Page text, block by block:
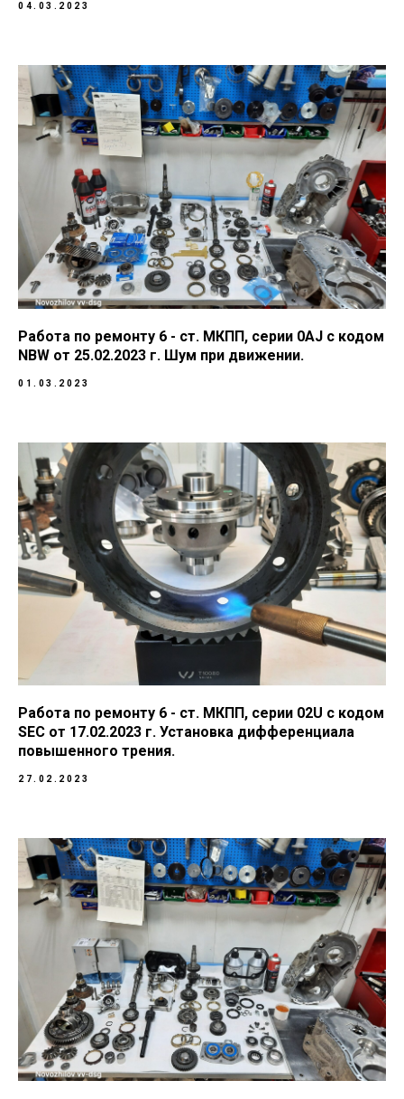
04.03.2023
Работа по ремонту 6 - ст. МКПП, серии 0AJ с кодом
NBW от 25.02.2023 г. Шум при движении.
01.03.2023
Работа по ремонту 6 - ст. МКПП, серии 02U с кодом
SEC от 17.02.2023 г. Установка дифференциала
повышенного трения.
27.02.2023